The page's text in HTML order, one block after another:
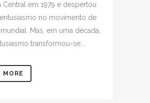
Central em 1979 e despertou
no movimento de
Mas, em uma década,
transformou-se...
MORE